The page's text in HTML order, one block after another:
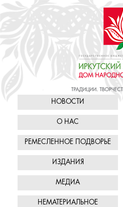
НОВОСТИ
О НАС
РЕМЕСЛЕННОЕ ПОДВОРЬЕ
ИЗДАНИЯ
МЕДИА
НЕМАТЕРИАЛЬНОЕ